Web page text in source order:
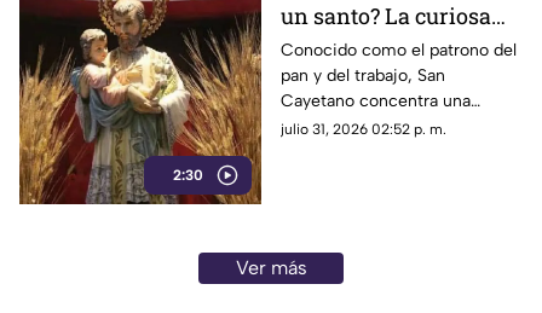
2:30
un santo? La curiosa
tradición de fe detrás
de San Cayetano
Conocido como el patrono del
pan y del trabajo, San
Cayetano concentra una
popular devoción basada en
julio 31, 2026 02:52 p. m.
Ver más